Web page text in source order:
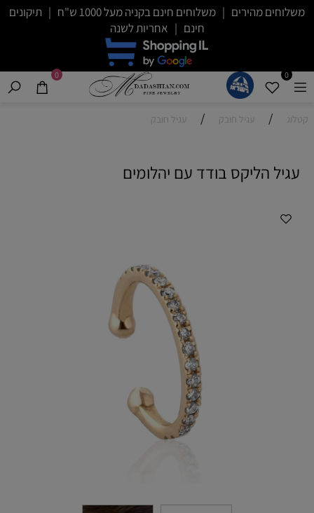
משלוחים מהירים | משלוחים חינם בקניה מעל 1000 ש"ח | תיקונים
חינם | אחריות לשנה
0
0
קטלוג / עגיל חובק / עגיל חובק
עגיל הליקס בודד עם יהלומים